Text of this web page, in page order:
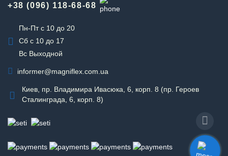
+38 (096) 118-68-68
Пн-Пт с 10 до 20
Сб с 10 до 17
Вс Выходной
informer@magniflex.com.ua
Киев, пр. Владимира Ивасюка, 6, корп. 8 (пр. Героев
Сталинграда, 6, корп. 8)